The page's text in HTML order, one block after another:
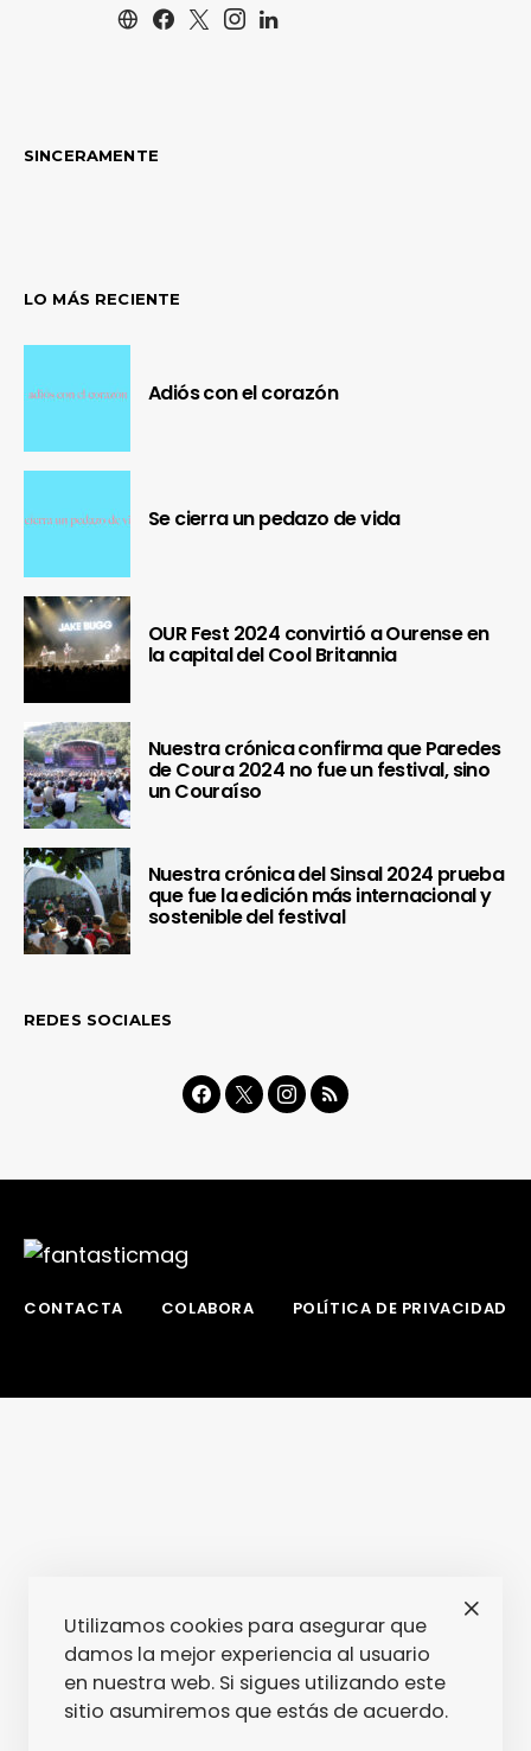
SINCERAMENTE
LO MÁS RECIENTE
Adiós con el corazón
Se cierra un pedazo de vida
OUR Fest 2024 convirtió a Ourense en
la capital del Cool Britannia
Nuestra crónica confirma que Paredes
de Coura 2024 no fue un festival, sino
un Couraíso
Nuestra crónica del Sinsal 2024 prueba
que fue la edición más internacional y
sostenible del festival
REDES SOCIALES
CONTACTA COLABORA POLÍTICA DE PRIVACIDAD
Utilizamos cookies para asegurar que
damos la mejor experiencia al usuario
en nuestra web. Si sigues utilizando este
sitio asumiremos que estás de acuerdo.